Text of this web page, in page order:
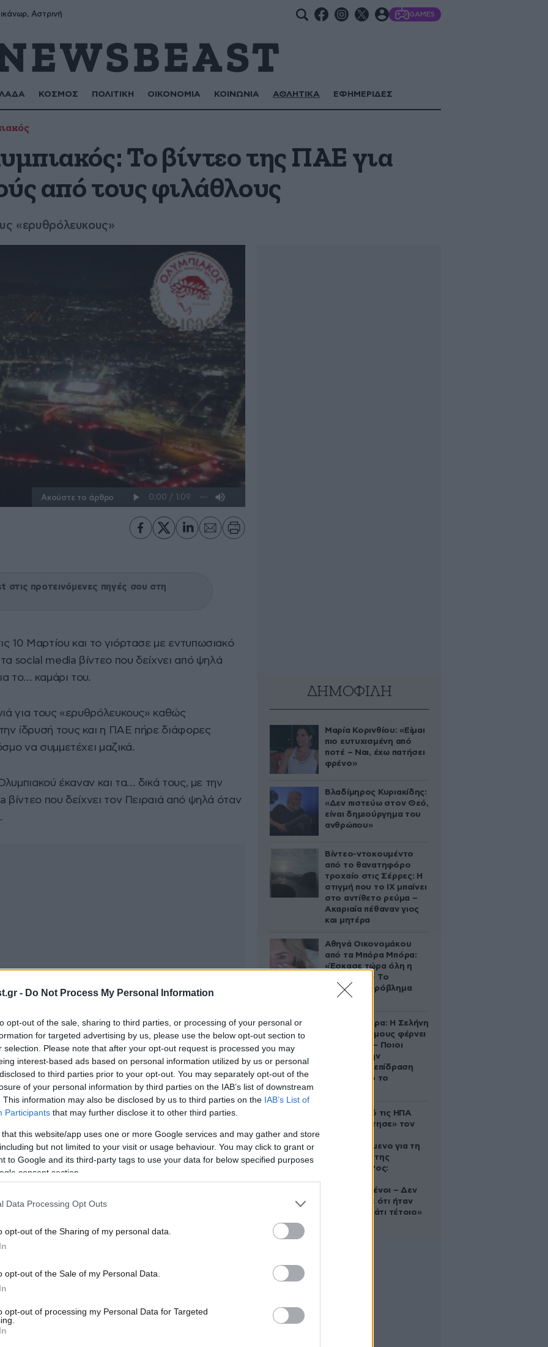
- Do Not Process My Personal Information
opt-out of the sale, sharing to third parties, or processing of your personal or
for targeted advertising by us, please use the below opt-out section to
selection. Please note that after your opt-out request is processed you may
interest-based ads based on personal information utilized by us or personal
to third parties prior to your opt-out. You may separately opt-out of the
of your personal information by third parties on the IAB’s list of downstream
This information may also be disclosed by us to third parties on the IAB’s List of
Participants that may further disclose it to other third parties.
that this website/app uses one or more Google services and may gather and store
but not limited to your visit or usage behaviour. You may click to grant or
to Google and its third-party tags to use your data for below specified purposes
consent section.
Data Processing Opt Outs
opt-out of the Sharing of my personal data.
opt-out of the Sale of my Personal Data.
opt-out of processing my Personal Data for Targeted
Αστρινή GAMES
ΚΟΣΜΟΣ ΠΟΛΙΤΙΚΗ ΟΙΚΟΝΟΜΙΑ ΚΟΙΝΩΝΙΑ ΑΘΛΗΤΙΚΑ ΕΦΗΜΕΡΙΔΕΣ
Το βίντεο της ΠΑΕ για
από τους φιλάθλους
«ερυθρόλευκους»
Ακούστε το άρθρο
στις προτεινόμενες πηγές σου στη
10 Μαρτίου και το γιόρτασε με εντυπωσιακό
social media βίντεο που δείχνει από ψηλά
το… καμάρι του.
για τους «ερυθρόλευκους» καθώς
ίδρυσή τους και η ΠΑΕ πήρε διάφορες
να συμμετέχει μαζικά.
έκαναν και τα… δικά τους, με την
που δείχνει τον Πειραιά από ψηλά όταν
ο αξεπέραστος κόσμος του ΘΡΥΛΟΥ τα
μας!», αναφέρει στην ανάρτησή της η ΠΑΕ.
πολλά, 100 χρόνια και
ΔΗΜΟΦΙΛΗ
Μαρία Κορινθίου: «Είμαι
πιο ευτυχισμένη από
ποτέ – Ναι, έχω πατήσει
φρένο»
Βλαδίμηρος Κυριακίδης:
«Δεν πιστεύω στον Θεό,
είναι δημιούργημα του
ανθρώπου»
Βίντεο-ντοκουμέντο
από το θανατηφόρο
τροχαίο στις Σέρρες: Η
στιγμή που το ΙΧ μπαίνει
στο αντίθετο ρεύμα –
Ακαριαία πέθαναν γιος
και μητέρα
Αθηνά Οικονομάκου
από τα Μπόρα Μπόρα:
«Έσκασε τώρα όλη η
κούραση» – Το
απρόοπτο πρόβλημα
υγείας
Ζώδια σήμερα: Η Σελήνη
στους Διδύμους φέρνει
ανατροπές – Ποιοι
δέχονται την
ευεργετική επίδραση
του Δία από το
Ζευγάρι από τις ΗΠΑ
που «υιοθέτησε» τον
κατηγορούμενο για τη
δολοφονία της
Ελίζαμπεθ Ρος:
συντετριμμένοι – Δεν
έδειξε ποτέ ότι ήταν
ικανός για κάτι τέτοιο»